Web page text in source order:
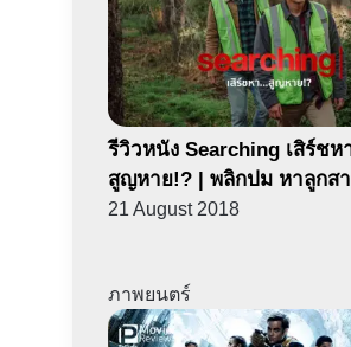
รีวิวหนัง Searching เสิร์ช
สูญหาย!? | พลิกปม หาลูกส
21 August 2018
ภาพยนตร์